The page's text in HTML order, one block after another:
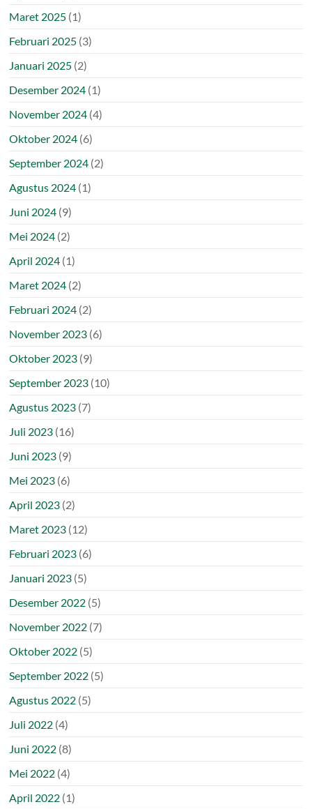
Maret 2025 (1)
Februari 2025 (3)
Januari 2025 (2)
Desember 2024 (1)
November 2024 (4)
Oktober 2024 (6)
September 2024 (2)
Agustus 2024 (1)
Juni 2024 (9)
Mei 2024 (2)
April 2024 (1)
Maret 2024 (2)
Februari 2024 (2)
November 2023 (6)
Oktober 2023 (9)
September 2023 (10)
Agustus 2023 (7)
Juli 2023 (16)
Juni 2023 (9)
Mei 2023 (6)
April 2023 (2)
Maret 2023 (12)
Februari 2023 (6)
Januari 2023 (5)
Desember 2022 (5)
November 2022 (7)
Oktober 2022 (5)
September 2022 (5)
Agustus 2022 (5)
Juli 2022 (4)
Juni 2022 (8)
Mei 2022 (4)
April 2022 (1)